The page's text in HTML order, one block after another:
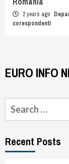
2 years ago
corespondenti
EURO INFO
Search
for:
Recent Posts